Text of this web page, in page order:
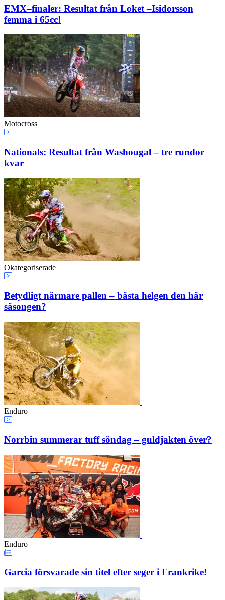
EMX–finaler: Resultat från Loket –Isidorsson
femma i 65cc!
Motocross
Nationals: Resultat från Washougal – tre rundor
kvar
Okategoriserade
Betydligt närmare pallen – bästa helgen den här
säsongen?
Enduro
Norrbin summerar tuff söndag – guldjakten över?
Enduro
Garcia försvarade sin titel efter seger i Frankrike!